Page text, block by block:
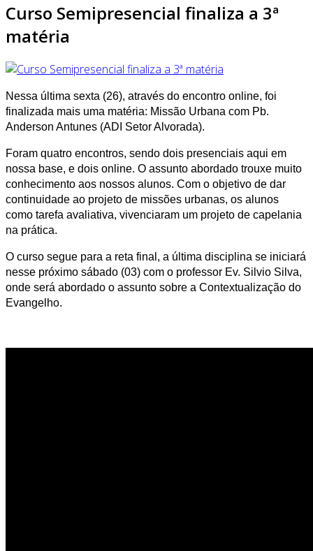
Curso Semipresencial finaliza a 3ª
matéria
Nessa última sexta (26), através do encontro online, foi
finalizada mais uma matéria: Missão Urbana com Pb.
Anderson Antunes (ADI Setor Alvorada).
Foram quatro encontros, sendo dois presenciais aqui em
nossa base, e dois online. O assunto abordado trouxe muito
conhecimento aos nossos alunos. Com o objetivo de dar
continuidade ao projeto de missões urbanas, os alunos
como tarefa avaliativa, vivenciaram um projeto de capelania
na prática.
O curso segue para a reta final, a última disciplina se iniciará
nesse próximo sábado (03) com o professor Ev. Silvio Silva,
onde será abordado o assunto sobre a Contextualização do
Evangelho.